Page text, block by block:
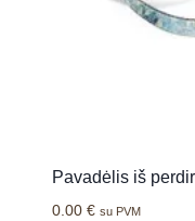
Pavadėlis iš
0.00 € su PVM